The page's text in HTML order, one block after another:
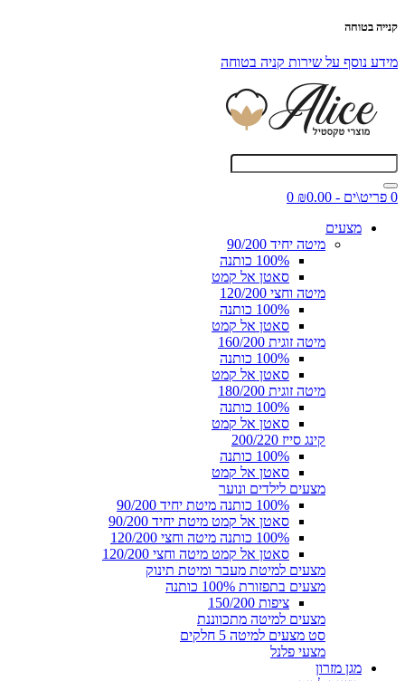
קנייה בטוחה
מידע נוסף על שירות קניה בטוחה
0 פריט\ים - ₪0.00
0
מצעים
מיטה יחיד 90/200
100% כותנה
סאטן אל קמט
מיטה וחצי 120/200
100% כותנה
סאטן אל קמט
מיטה זוגית 160/200
100% כותנה
סאטן אל קמט
מיטה זוגית 180/200
100% כותנה
סאטן אל קמט
קינג סייז 200/220
100% כותנה
סאטן אל קמט
מצעים לילדים ונוער
100% כותנה מיטת יחיד 90/200
סאטן אל קמט מיטת יחיד 90/200
100% כותנה מיטה וחצי 120/200
סאטן אל קמט מיטה וחצי 120/200
מצעים למיטת מעבר ומיטת תינוק
מצעים בתפזורת 100% כותנה
ציפות 150/200
מצעים למיטה מתכווננת
סט מצעים למיטה 5 חלקים
מצעי פלנל
מגן מזרון